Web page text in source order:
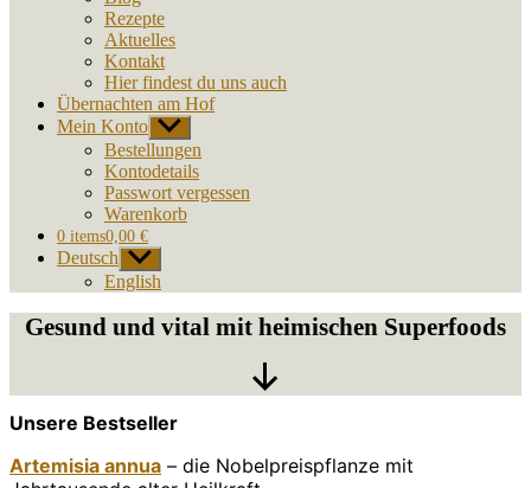
Rezepte
Aktuelles
Kontakt
Hier findest du uns auch
Übernachten am Hof
Mein Konto Untermenü
anzeigen
Bestellungen
Kontodetails
Passwort vergessen
Warenkorb
0 items0,00 €
Deutsch Untermenü
anzeigen
English
Gesund und vital mit heimischen Superfoods
unten
Unsere Bestseller
Artemisia annua – die Nobelpreispflanze mit